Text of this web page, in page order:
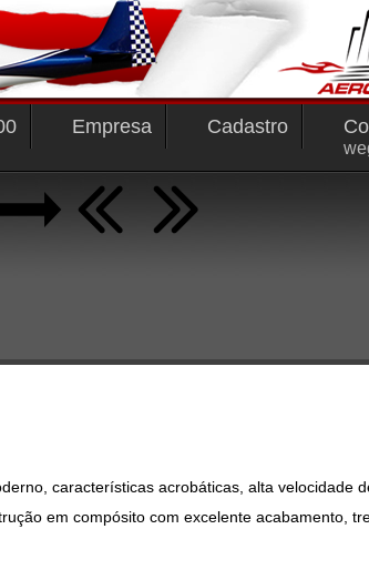
Empresa Cadastro
características acrobáticas, alta velocidade
em compósito com excelente acabamento,